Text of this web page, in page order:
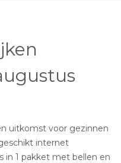
uitkomst voor gezinnen
internet
in 1 pakket met bellen en